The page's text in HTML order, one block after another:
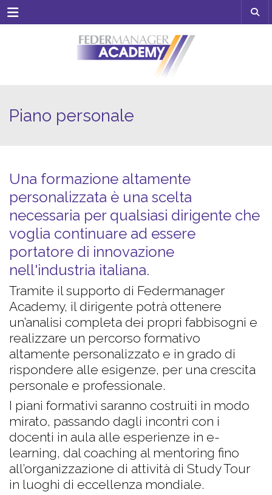
Menu
Piano personale
Una formazione altamente
personalizzata è una scelta
necessaria per qualsiasi dirigente che
voglia continuare ad essere
portatore di innovazione
nell'industria italiana.
Tramite il supporto di Federmanager
Academy, il dirigente potrà ottenere
un’analisi completa dei propri fabbisogni e
realizzare un percorso formativo
altamente personalizzato e in grado di
rispondere alle esigenze, per una crescita
personale e professionale.
I piani formativi saranno costruiti in modo
mirato, passando dagli incontri con i
docenti in aula alle esperienze in e-
learning, dal coaching al mentoring fino
all’organizzazione di attività di Study Tour
in luoghi di eccellenza mondiale.